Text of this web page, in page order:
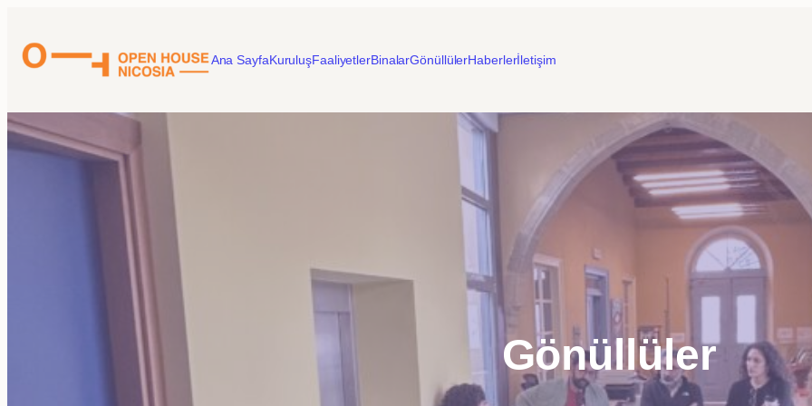
Ana SayfaKuruluşFaaliyetlerBinalarGönüllülerHaberlerİletişim
Gönüllüler